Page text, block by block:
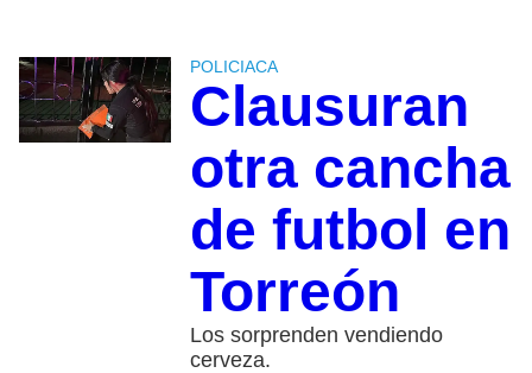
POLICIACA
Clausuran
otra cancha
de futbol en
Torreón
Los sorprenden vendiendo
cerveza.